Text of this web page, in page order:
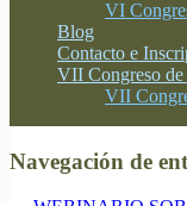
VI
Blog
Contacto e
VII Congreso
VII
Navegación de